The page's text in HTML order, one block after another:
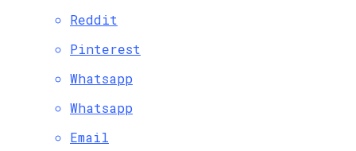
Reddit
Pinterest
Whatsapp
Whatsapp
Email